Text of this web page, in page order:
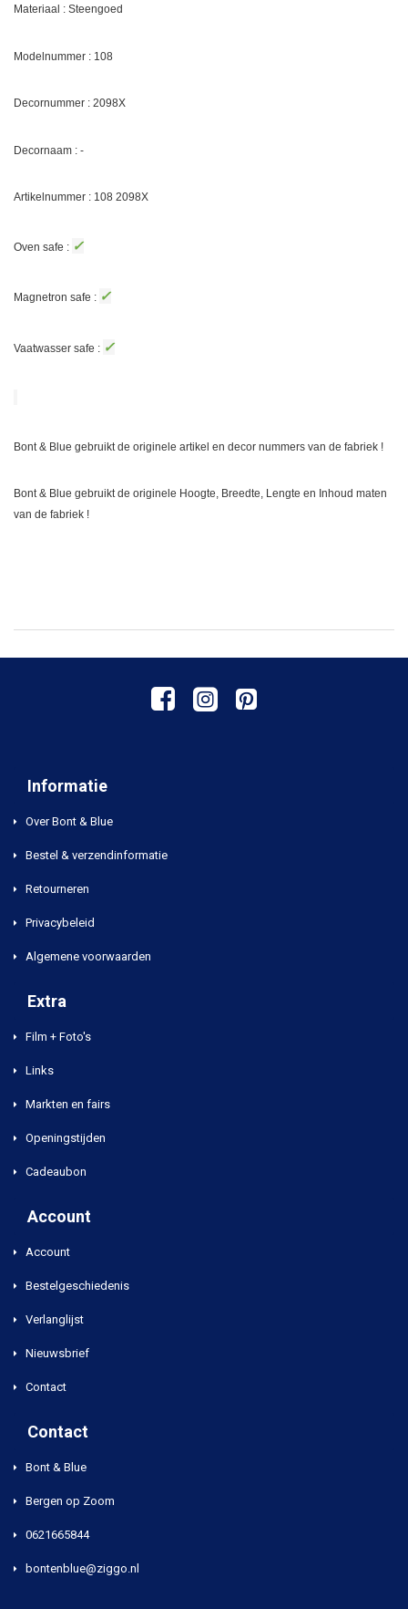
Materiaal : Steengoed
Modelnummer : 108
Decornummer : 2098X
Decornaam : -
Artikelnummer : 108 2098X
Oven safe : ✓
Magnetron safe : ✓
Vaatwasser safe : ✓
Bont & Blue gebruikt de originele artikel en decor nummers van de fabriek !
Bont & Blue gebruikt de originele Hoogte, Breedte, Lengte en Inhoud maten
van de fabriek !
Informatie
Over Bont & Blue
Bestel & verzendinformatie
Retourneren
Privacybeleid
Algemene voorwaarden
Extra
Film + Foto's
Links
Markten en fairs
Openingstijden
Cadeaubon
Account
Account
Bestelgeschiedenis
Verlanglijst
Nieuwsbrief
Contact
Contact
Bont & Blue
Bergen op Zoom
0621665844
bontenblue@ziggo.nl